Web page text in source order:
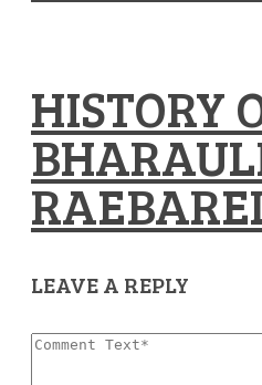
HISTORY
LEAVE A REPLY